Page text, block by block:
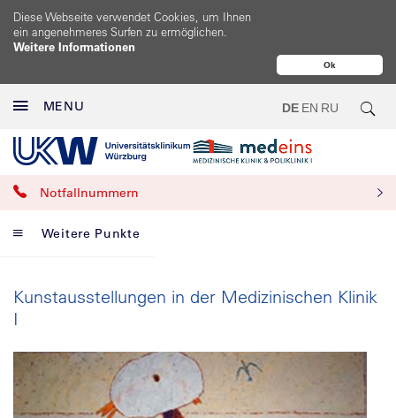
Ok
Diese Webseite verwendet Cookies, um Ihnen
ein angenehmeres Surfen zu ermöglichen.
Weitere Informationen
MENU DE EN RU
Notfallnummern
Weitere Punkte
Kunstausstellungen in der Medizinischen Klinik
I